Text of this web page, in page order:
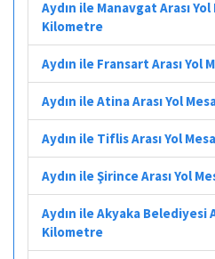
Aydın ile Manavgat Arası
Kilometre
Aydın ile Fransart Arası Yol
Aydın ile Atina Arası Yol
Aydın ile Tiflis Arası Yol
Aydın ile Şirince Arası Yol
Aydın ile Akyaka Belediyesi
Kilometre